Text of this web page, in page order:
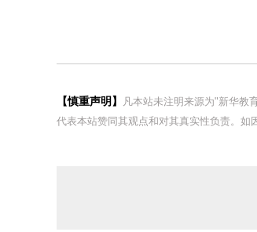
【慎重声明】
凡本站未注明来源为"新华教
代表本站赞同其观点和对其真实性负责。如